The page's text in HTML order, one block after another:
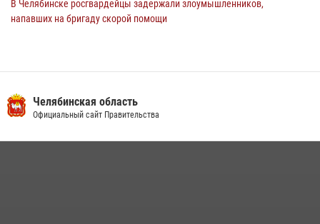
В Челябинске росгвардейцы задержали злоумышленников,
напавших на бригаду скорой помощи
13 июля 2026, 03:02 5
Челябинская область
Официальный сайт Правительства